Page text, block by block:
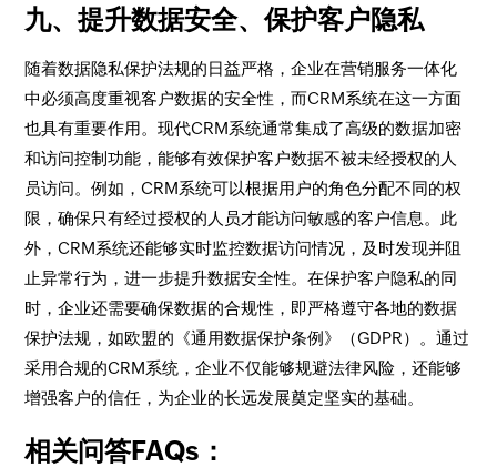
九、提升数据安全、保护客户隐私
随着数据隐私保护法规的日益严格，企业在营销服务一体化
中必须高度重视客户数据的安全性，而CRM系统在这一方面
也具有重要作用。现代CRM系统通常集成了高级的数据加密
和访问控制功能，能够有效保护客户数据不被未经授权的人
员访问。例如，CRM系统可以根据用户的角色分配不同的权
限，确保只有经过授权的人员才能访问敏感的客户信息。此
外，CRM系统还能够实时监控数据访问情况，及时发现并阻
止异常行为，进一步提升数据安全性。在保护客户隐私的同
时，企业还需要确保数据的合规性，即严格遵守各地的数据
保护法规，如欧盟的《通用数据保护条例》（GDPR）。通过
采用合规的CRM系统，企业不仅能够规避法律风险，还能够
增强客户的信任，为企业的长远发展奠定坚实的基础。
相关问答FAQs：